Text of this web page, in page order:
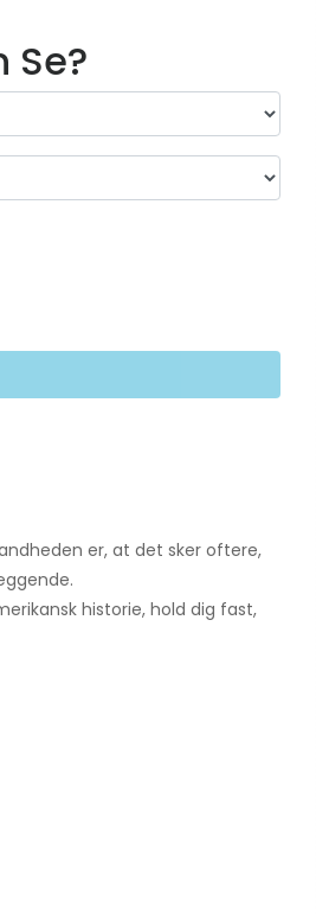
Se?
er, at det sker oftere,
historie, hold dig fast,